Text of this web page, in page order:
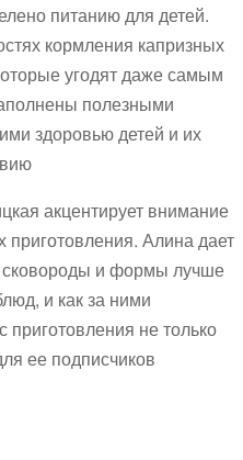
питанию для детей.
кормления капризных
угодят даже самым
полезными
здоровью детей и их
акцентирует внимание
приготовления. Алина дает
сковороды и формы лучше
и как за ними
приготовления не только
ее подписчиков